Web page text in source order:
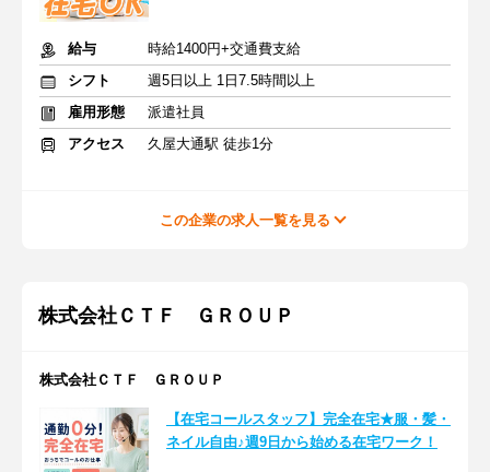
給与
時給1400円+交通費支給
シフト
週5日以上 1日7.5時間以上
雇用形態
派遣社員
アクセス
久屋大通駅 徒歩1分
この企業の求人一覧を見る
株式会社ＣＴＦ ＧＲＯＵＰ
株式会社ＣＴＦ ＧＲＯＵＰ
【在宅コールスタッフ】完全在宅★服・髪・
ネイル自由♪週9日から始める在宅ワーク！